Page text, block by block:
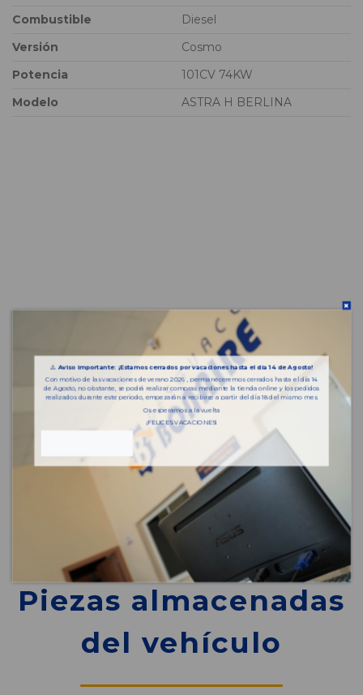
Combustible
Diesel
Versión
Cosmo
Potencia
101CV 74KW
Modelo
ASTRA H BERLINA
Piezas almacenadas
del vehículo
⚠️Aviso importante: ¡Estamos cerrados por vacaciones hasta el día 14 de Agosto!
Con motivo de las vacaciones de verano 2026 , permaneceremos cerrados hasta el día 14
de Agosto, no obstante, se podrá realizar compras mediante la tienda online y los pedidos
realizados durante este periodo, empezarán a recibirse a partir del día 18 del mismo mes.
Os esperamos a la vuelta
¡FELICES VACACIONES!